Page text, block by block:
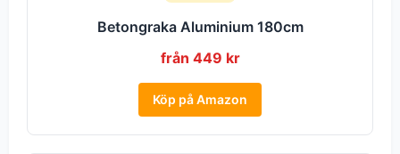
Betongraka Aluminium 180cm
från 449 kr
Köp på Amazon